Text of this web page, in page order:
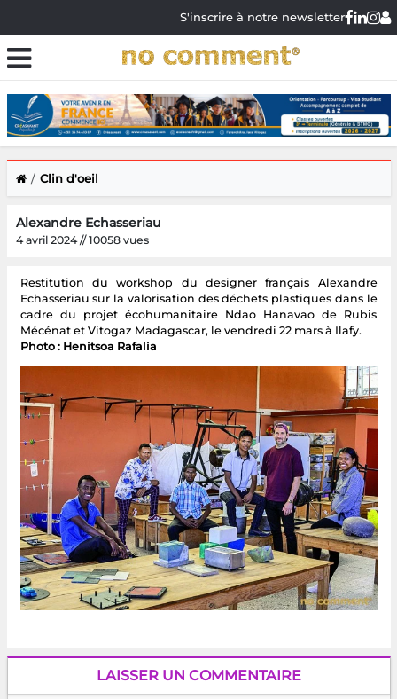
S'inscrire à notre newsletter
Clin d'oeil
Alexandre Echasseriau
4 avril 2024 // 10058 vues
Restitution du workshop du designer français Alexandre
Echasseriau sur la valorisation des déchets plastiques dans le
cadre du projet écohumanitaire Ndao Hanavao de Rubis
Mécénat et Vitogaz Madagascar, le vendredi 22 mars à Ilafy.
Photo : Henitsoa Rafalia
LAISSER UN COMMENTAIRE